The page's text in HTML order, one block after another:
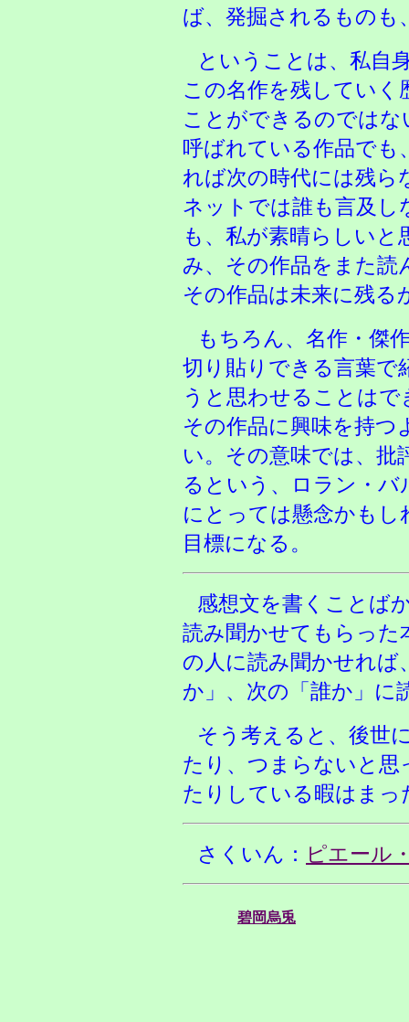
ば、発掘されるものも
ということは、私自
この名作を残していく
ことができるのでは
呼ばれている作品でも
れば次の時代には残ら
ネットでは誰も言及し
も、私が素晴らしいと
み、その作品をまた読
その作品は未来に残る
もちろん、名作・傑
切り貼りできる言葉で
うと思わせることは
その作品に興味を持
い。その意味では、批
るという、ロラン・バ
にとっては懸念かも
目標になる。
感想文を書くことば
読み聞かせてもらった
の人に読み聞かせれば
か」、次の「誰か」に
そう考えると、後世
たり、つまらないと
たりしている暇はまっ
さくいん： ピエール
碧岡烏兎